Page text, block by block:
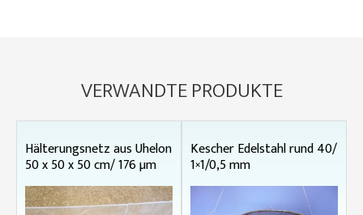
VERWANDTE PRODUKTE
Hälterungsnetz aus Uhelon
50 x 50 x 50 cm/ 176 µm
Kescher Edelstahl rund 40/
1×1/0,5 mm